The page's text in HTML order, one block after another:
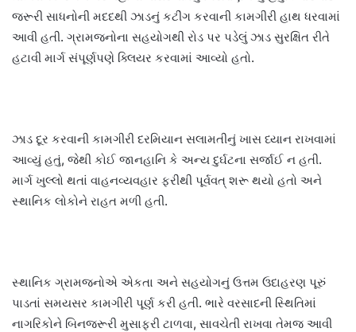
જરૂરી સાધનોની મદદથી ઝાડનું કટીંગ કરવાની કામગીરી હાથ ધરવામાં
આવી હતી. ગ્રામજનોના સહયોગથી રોડ પર પડેલું ઝાડ સુરક્ષિત રીતે
હટાવી માર્ગ સંપૂર્ણપણે ક્લિયર કરવામાં આવ્યો હતો.
ઝાડ દૂર કરવાની કામગીરી દરમિયાન સલામતીનું ખાસ ધ્યાન રાખવામાં
આવ્યું હતું, જેથી કોઈ જાનહાનિ કે અન્ય દુર્ઘટના સર્જાઈ ન હતી.
માર્ગ ખુલ્લો થતાં વાહનવ્યવહાર ફરીથી પૂર્વવત્ શરૂ થયો હતો અને
સ્થાનિક લોકોને રાહત મળી હતી.
સ્થાનિક ગ્રામજનોએ એકતા અને સહયોગનું ઉત્તમ ઉદાહરણ પૂરું
પાડતાં સમયસર કામગીરી પૂર્ણ કરી હતી. ભારે વરસાદની સ્થિતિમાં
નાગરિકોને બિનજરૂરી મુસાફરી ટાળવા, સાવચેતી રાખવા તેમજ આવી